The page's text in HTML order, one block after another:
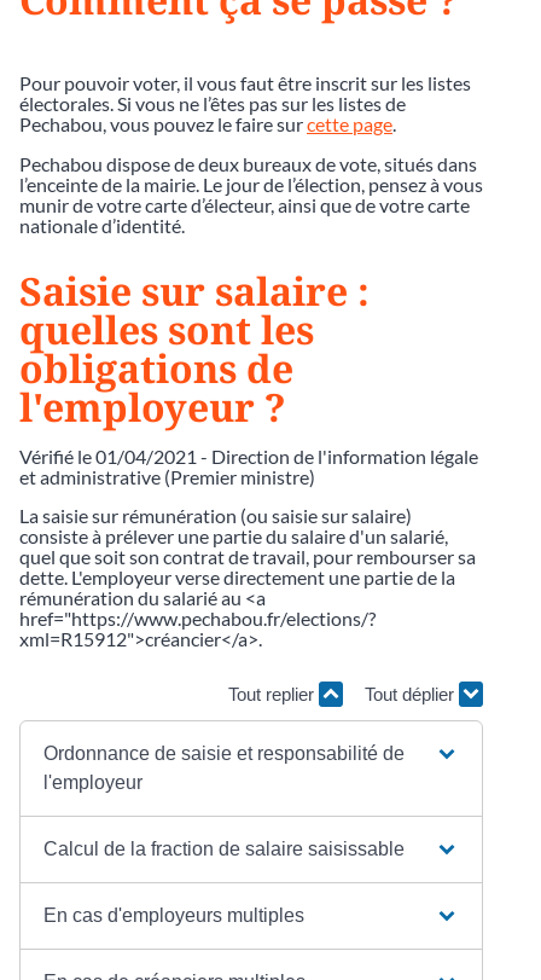
Pour pouvoir voter, il vous faut être inscrit sur les listes
électorales. Si vous ne l’êtes pas sur les listes de
Pechabou, vous pouvez le faire surcette page
Pechabou dispose de deux bureaux de vote, situés dans
l’enceinte de la mairie. Le jour de l’élection, pensez à vous
munir de votre carte d’électeur, ainsi que de votre carte
nationale d’identité.
Saisie sur salaire :
quelles sont les
obligations de
l'employeur ?
Vérifié le 01/04/2021 - Direction de l'information légale
et administrative (Premier ministre)
La saisie sur rémunération (ou saisie sur salaire)
consiste à prélever une partie du salaire d'un salarié,
quel que soit son contrat de travail, pour rembourser sa
dette. L'employeur verse directement une partie de la
rémunération du salarié au <a
href="https://www.pechabou.fr/elections/?
xml=R15912">créancier</a>.
Tout replier Tout déplier
Ordonnance de saisie et responsabilité de
l'employeur
Calcul de la fraction de salaire saisissable
En cas d'employeurs multiples